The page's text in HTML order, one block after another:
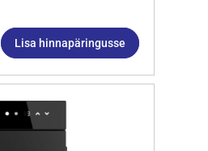
Lisa hinnapäringusse